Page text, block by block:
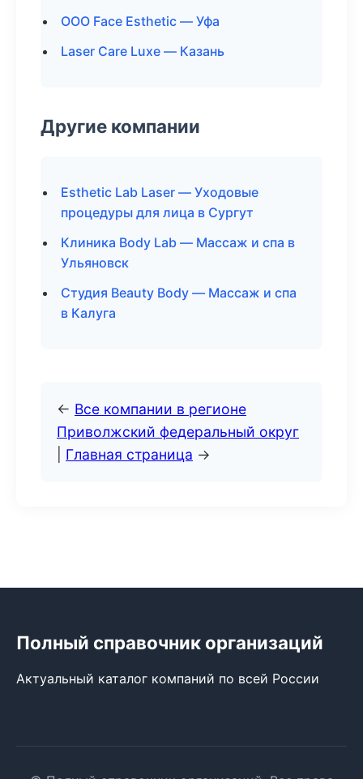
ООО Face Esthetic — Уфа
Laser Care Luxe — Казань
Другие компании
Esthetic Lab Laser — Уходовые
процедуры для лица в Сургут
Клиника Body Lab — Массаж и спа в
Ульяновск
Студия Beauty Body — Массаж и спа
в Калуга
← Все компании в регионе
Приволжский федеральный округ
Главная страница →
Полный справочник организаций
Актуальный каталог компаний по всей России